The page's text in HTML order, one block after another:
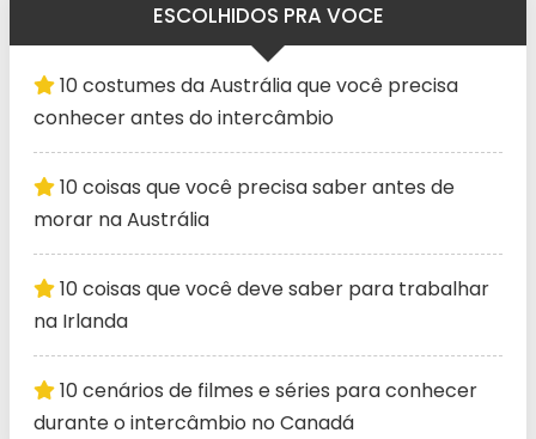
ESCOLHIDOS PRA VOCE
10 costumes da Austrália que você precisa
conhecer antes do intercâmbio
10 coisas que você precisa saber antes de
morar na Austrália
10 coisas que você deve saber para trabalhar
na Irlanda
10 cenários de filmes e séries para conhecer
durante o intercâmbio no Canadá